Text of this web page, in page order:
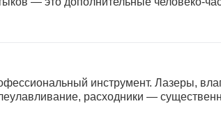
инструмент. Лазеры,
расходники —